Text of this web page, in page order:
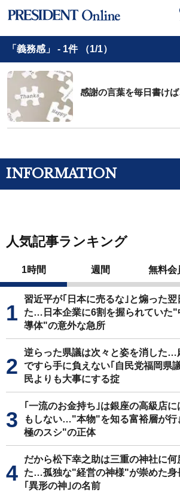
「義務感」 - 1件 （1/1）
感謝の言葉を毎日書け
INFORMATION
人気記事ランキング
1時間 週間 無料会
習近平が｢日本に売るな｣と煽った翌
た…日本企業に6割を握られていた"
導体"の意外な急所
逆らった県議は次々と姿を消した…
ですら手に負えない｢自民党福岡県
民よりも大事にする掟
｢一流のお金持ち｣は銀座の高級店に
もしない…"本物"を知る富裕層が行
極のスシ"の正体
だから松下幸之助は三重の神社に何
た…孤独な"経営の神様"が崇めた身
｢異形の神｣の名前